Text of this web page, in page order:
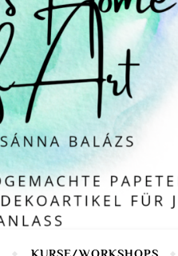
KURSE/WORKSHOPS